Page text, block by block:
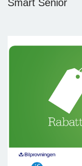
Smart Senior